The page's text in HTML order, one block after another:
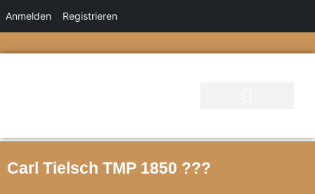
Anmelden Registrieren
Carl Tielsch TMP 1850 ???